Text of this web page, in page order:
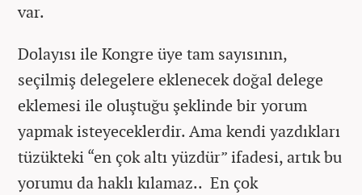
var.
Dolayısı ile Kongre üye tam sayısının,
seçilmiş delegelere eklenecek doğal delege
eklemesi ile oluştuğu şeklinde bir yorum
yapmak isteyeceklerdir. Ama kendi yazdıkları
tüzükteki “en çok altı yüzdür” ifadesi, artık bu
yorumu da haklı kılamaz.. En çok